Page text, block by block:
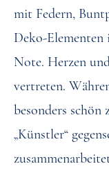
mit Federn,
Deko-Elementen
Note. Herzen
vertreten.
besonders schön
„Künstler“